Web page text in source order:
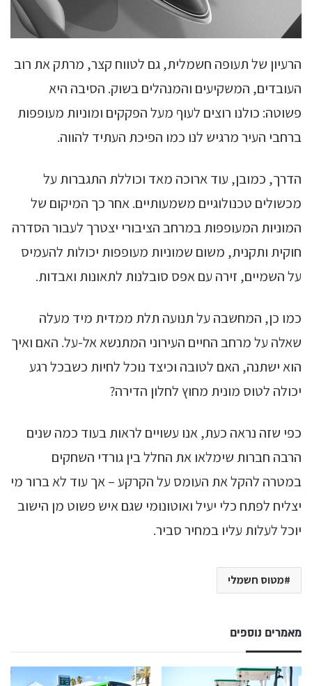
הרעיון של תעופה חשמלית, גם לטווח קצר, מרתק את רוב
העובדים, המשקיעים והמנהלים בשוק. הסיבה היא
פשוטה: כולנו רוצים לעוף מעל הפקקים ומוניות מעופפות
ברחבי העיר מרגיש לנו כמו הפיכת העתיד להווה.
הדרך, כמובן, עוד ארוכה מאד וכוללת התגברות על
מכשולים טכנולוגיים משמעותיים. אחר כך המיקום של
המוניות המעופפות במרחב הציבורי יצטרך לעבור הסדרה
חוקית ותקנית, משום שמוניות מעופפות יכולות להעמיס
על השמיים, זירה עם אפס סובלנות לתאונות ואבדות.
כמו כן, המחשבה על תנועה תלת ממדית מיד מעלה
שאלה על מרחב החיים העירוני המתנשא אל-על. האם ואיך
הוא ישתנה, האם לטובה וכיצד נוכל לחיות כשבכל רגע
יכולה לטוס מונית מחוץ לחלון הדירה?
כפי שזה נראה כעת, אנו עשויים לראות בעוד כמה שנים
הרבה חברות שימלאו את החלל בין גורדי השחקים
במטרה להקל את העומס על הקרקע – אך עוד לא ברור מי
יצליח לפתח כלי יעיל ואוטונומי שגם איש פשוט מן הישוב
יוכל לעלות עליו במחיר סביר.
מטוס חשמלי
מאמרים נוספים